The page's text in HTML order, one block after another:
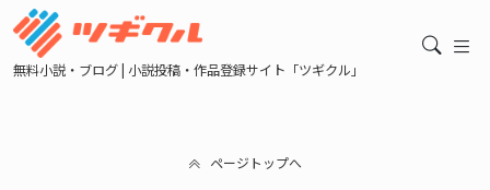
無料小説・ブログ | 小説投稿・作品登録サイト「ツギクル」
ページトップへ